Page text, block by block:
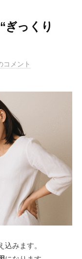
ぎっくり
コメント
みます。